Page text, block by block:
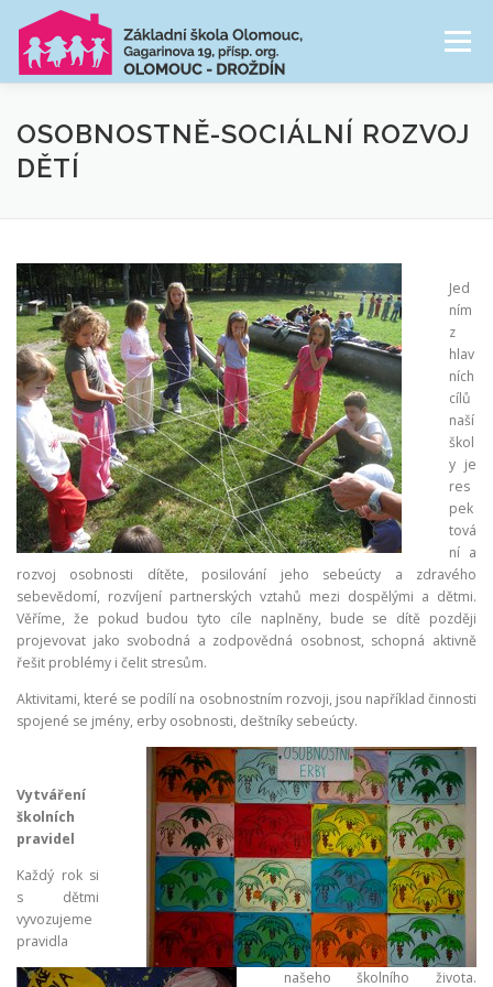
Přeskočit
obsah
Menu
NAŠE ŠKOLA ŠKOLNÍ DRUŽINA
PRO RODIČE
OSOBNOSTNĚ-SOCIÁLNÍ ROZVOJ
DĚTÍ
Jed
ním
z
hlav
ních
cílů
naší
škol
y je
res
pek
tová
ní a
rozvoj osobnosti dítěte, posilování jeho sebeúcty a zdravého
sebevědomí, rozvíjení partnerských vztahů mezi dospělými a dětmi.
Věříme, že pokud budou tyto cíle naplněny, bude se dítě později
projevovat jako svobodná a zodpovědná osobnost, schopná aktivně
řešit problémy i čelit stresům.
Aktivitami, které se podílí na osobnostním rozvoji, jsou například činnosti
spojené se jmény, erby osobnosti, deštníky sebeúcty.
Vytváření
školních
pravidel
Každý rok si
s dětmi
vyvozujeme
pravidla
našeho školního života.